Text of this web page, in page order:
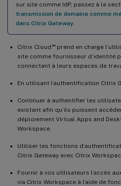
sur site comme IdP, passez à la
transmission de domaine comme
dans Citrix Gateway
Citrix Cloud ™prend en charge
site comme fournisseur d’identité
connectant à leurs espaces de
En utilisant l’authentification Citrix
Continuer à authentifier les
existant afin qu’ils puissent
déploiement Virtual Apps and
Workspace.
Utiliser les fonctions
Citrix Gateway avec Citrix
Fournir à vos utilisateurs l’accès
via Citrix Workspace à l’aide de